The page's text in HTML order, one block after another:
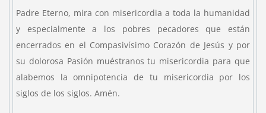
Padre Eterno, mira con misericordia a toda la humanidad
y especialmente a los pobres pecadores que están
encerrados en el Compasivísimo Corazón de Jesús y por
su dolorosa Pasión muéstranos tu misericordia para que
alabemos la omnipotencia de tu misericordia por los
siglos de los siglos. Amén.